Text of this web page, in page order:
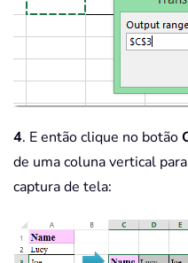
4. E então clique no botão
de uma coluna vertical
captura de tela: